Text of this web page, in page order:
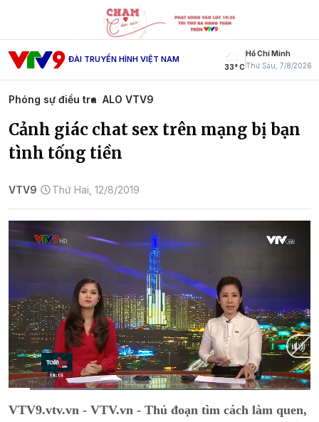
ĐÀI TRUYỀN HÌNH VIỆT NAM
33° C
Hồ Chí Minh
Thứ Sáu, 7/8/2026
Phóng sự điều tra ALO VTV9
Cảnh giác chat sex trên mạng bị bạn
tình tống tiền
VTV9 Thứ Hai, 12/8/2019
VTV9.vtv.vn - VTV.vn - Thủ đoạn tìm cách làm quen,